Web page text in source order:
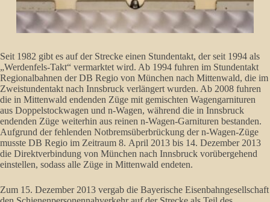
Seit 1982 gibt es auf der Strecke einen Stundentakt, der seit 1994 als
„Werdenfels-Takt“ vermarktet wird. Ab 1994 fuhren im Stundentakt
Regionalbahnen der DB Regio von München nach Mittenwald, die im
Zweistundentakt nach Innsbruck verlängert wurden. Ab 2008 fuhren
die in Mittenwald endenden Züge mit gemischten Wagengarnituren
aus Doppelstockwagen und n-Wagen, während die in Innsbruck
endenden Züge weiterhin aus reinen n-Wagen-Garnituren bestanden.
Aufgrund der fehlenden Notbremsüberbrückung der n-Wagen-Züge
musste DB Regio im Zeitraum 8. April 2013 bis 14. Dezember 2013
die Direktverbindung von München nach Innsbruck vorübergehend
einstellen, sodass alle Züge in Mittenwald endeten.
Zum 15. Dezember 2013 vergab die Bayerische Eisenbahngesellschaft